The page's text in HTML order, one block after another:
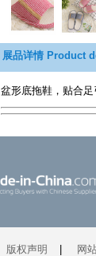
展品详情 Product
盆形底拖鞋，贴合
版权声明 网